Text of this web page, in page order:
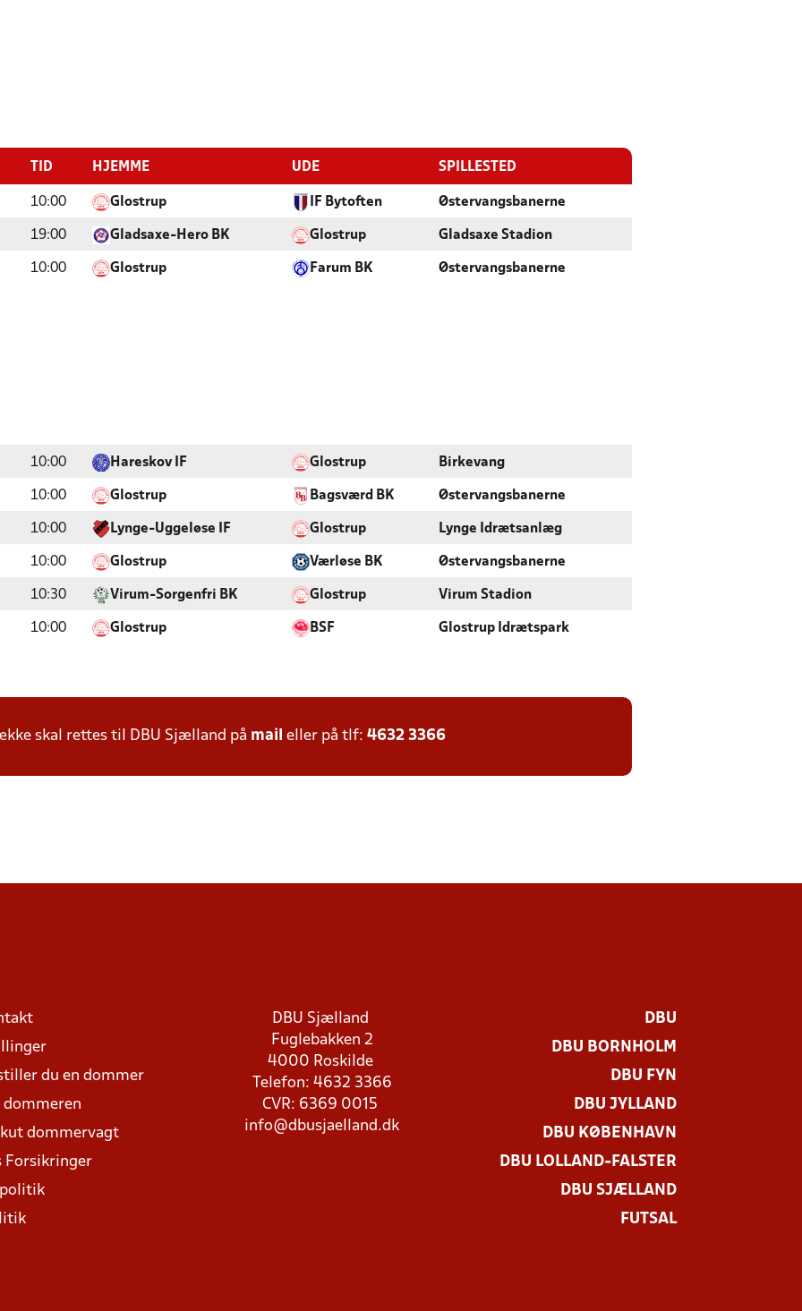
TID HJEMME UDE SPILLESTED
10:00 Glostrup IF Bytoften Østervangsbanerne
19:00 Gladsaxe-Hero BK Glostrup Gladsaxe Stadion
10:00 Glostrup Farum BK Østervangsbanerne
10:00 Hareskov IF Glostrup Birkevang
10:00 Glostrup Bagsværd BK Østervangsbanerne
10:00 Lynge-Uggeløse IF Glostrup Lynge Idrætsanlæg
10:00 Glostrup Værløse BK Østervangsbanerne
10:30 Virum-Sorgenfri BK Glostrup Virum Stadion
10:00 Glostrup BSF Glostrup Idrætspark
skal rettes til DBU Sjælland på mail eller på tlf: 4632 3366
du en dommer
dommeren
dommervagt
Forsikringer
DBU Sjælland
Fuglebakken 2
4000 Roskilde
Telefon: 4632 3366
CVR: 6369 0015
info@dbusjaelland.dk
DBU
DBU BORNHOLM
DBU FYN
DBU JYLLAND
DBU KØBENHAVN
DBU LOLLAND-FALSTER
DBU SJÆLLAND
FUTSAL